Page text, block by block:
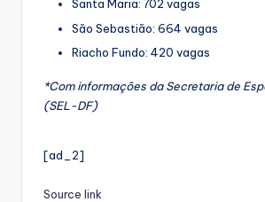
Santa Maria: 702 vagas
São Sebastião: 664 vagas
Riacho Fundo: 420 vagas
*Com informações da Secretaria de
(SEL-DF)
[ad_2]
Source link